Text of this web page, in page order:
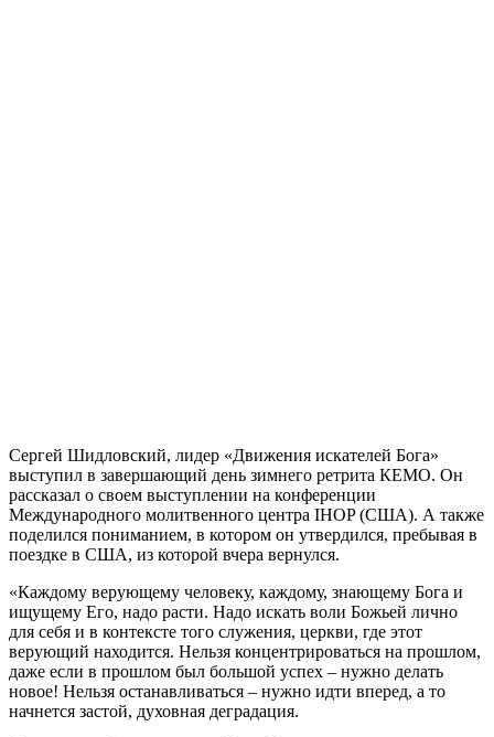
Сергей Шидловский, лидер «Движения искателей Бога»
выступил в завершающий день зимнего ретрита КЕМО. Он
рассказал о своем выступлении на конференции
Международного молитвенного центра IHOP (CША). А также
поделился пониманием, в котором он утвердился, пребывая в
поездке в США, из которой вчера вернулся.
«Каждому верующему человеку, каждому, знающему Бога и
ищущему Его, надо расти. Надо искать воли Божьей лично
для себя и в контексте того служения, церкви, где этот
верующий находится. Нельзя концентрироваться на прошлом,
даже если в прошлом был большой успех – нужно делать
новое! Нельзя останавливаться – нужно идти вперед, а то
начнется застой, духовная деградация.